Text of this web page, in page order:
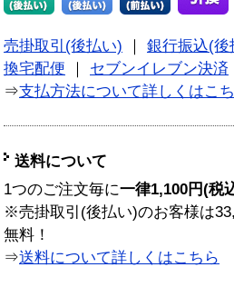
売掛取引(後払い)
銀行振込(後
換宅配便
セブンイレブン決済
⇒支払方法について詳しくはこ
送料について
1つのご注文毎に一律1,100円(税
※売掛取引(後払い)のお客様は
無料！
⇒送料について詳しくはこちら